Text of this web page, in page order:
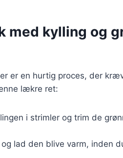
med kylling og
er en hurtig proces, der
lækre ret:
i strimler og trim de
lad den blive varm, inden